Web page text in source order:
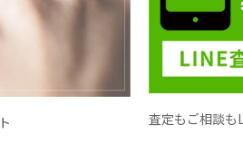
査定もご相談も